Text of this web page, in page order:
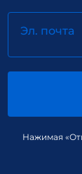
Эл. почта
Нажимая